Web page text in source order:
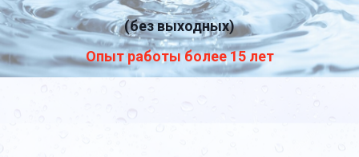
(без выходных)
Опыт работы более 15 лет